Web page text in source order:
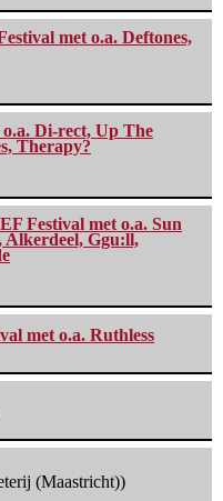
met o.a. Deftones,
Di-rect, Up The
Therapy?
Festival met o.a. Sun
Alkerdeel, Ggu:ll,
met o.a. Ruthless
(Maastricht))